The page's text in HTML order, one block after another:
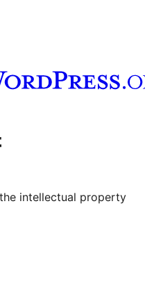
YouTube
nostro account Tumblr
intellectual property